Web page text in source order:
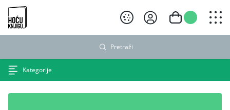
Hoću knjigu crni logo
Pretraži
Kategorije